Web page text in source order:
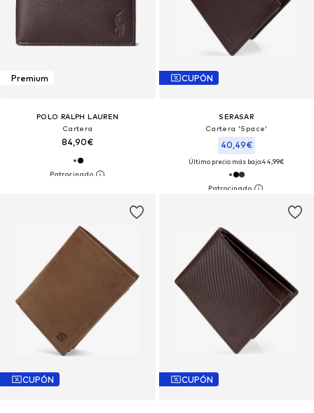
Premium
POLO RALPH LAUREN
Cartera
84,90€
CUPÓN
SERASAR
Cartera 'Space'
40,49€
Último precio más bajo:44,99€
CUPÓN CUPÓN